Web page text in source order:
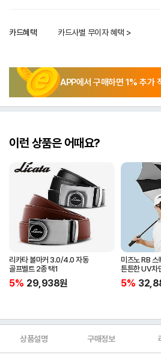
카드혜택 카드사별 무이자 혜택 >
APP에서 구매하면 1% 추가
이런 상품은 어때요?
리카타 볼마커 3.0/4.0 자동
골프벨트 2종 택1
5% 29,938원
미즈노 RB 스
튼튼한 UV차
5LKY22100
5%
상품설명 구매정보